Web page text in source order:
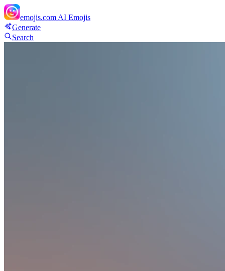
emojis.com AI Emojis
Generate
Search